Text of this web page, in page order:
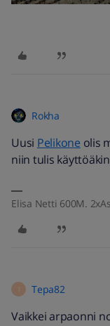
Rokha
Uusi Pelikone olis
niin tulis
Elisa Netti 600M.
T Tepa82
Vaikkei arpaonni